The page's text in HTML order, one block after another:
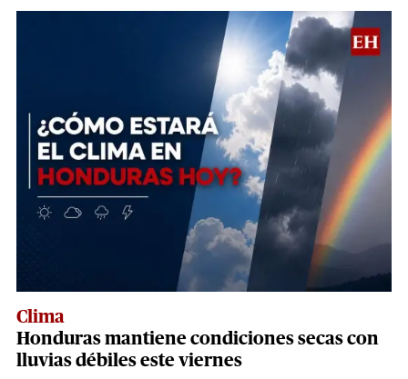
Clima
Honduras mantiene condiciones secas con
lluvias débiles este viernes